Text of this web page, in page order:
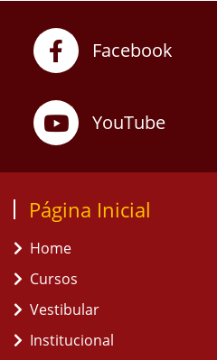
Facebook
YouTube
Página Inicial
Home
Cursos
Vestibular
Institucional